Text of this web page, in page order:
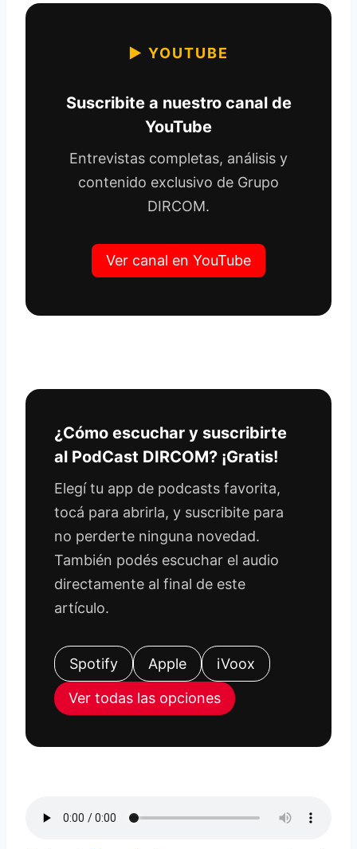
▶ YOUTUBE
Suscribite a nuestro canal de
YouTube
Entrevistas completas, análisis y
contenido exclusivo de Grupo
DIRCOM.
Ver canal en YouTube
¿Cómo escuchar y suscribirte
al PodCast DIRCOM? ¡Gratis!
Elegí tu app de podcasts favorita,
tocá para abrirla, y suscribite para
no perderte ninguna novedad.
También podés escuchar el audio
directamente al final de este
artículo.
Spotify Apple iVoox
Ver todas las opciones